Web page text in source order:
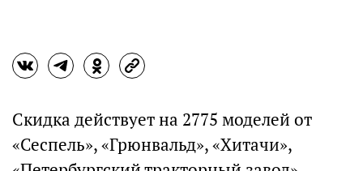
Скидка действует на 2775 моделей от
«Сеспель», «Грюнвальд», «Хитачи»,